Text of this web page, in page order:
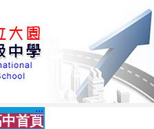
首頁|
:::